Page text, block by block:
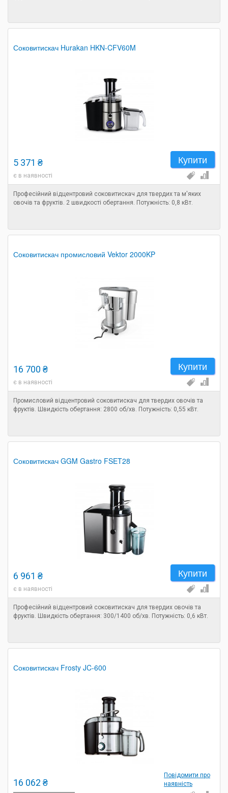
Соковитискач Hurakan HKN-CFV60M
Купити
5 371 ₴
є в наявності
Професійний відцентровий соковитискач для твердих та м'яких
овочів та фруктів. 2 швидкості обертання. Потужність: 0,8 кВт.
Соковитискач промисловий Vektor 2000KP
Купити
16 700 ₴
є в наявності
Промисловий відцентровий соковитискач для твердих овочів та
фруктів. Швидкість обертання: 2800 об/хв. Потужність: 0,55 кВт.
Соковитискач GGM Gastro FSET28
Купити
6 961 ₴
є в наявності
Професійний відцентровий соковитискач для твердих овочів та
фруктів. Швидкість обертання: 300/1400 об/хв. Потужність: 0,6 кВт.
Соковитискач Frosty JC-600
Повідомити про
наявність
16 062 ₴